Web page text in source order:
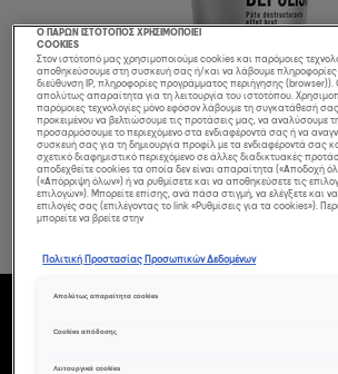
Depolish
Ο ΠΑΡΩΝ ΙΣΤΟΤΟΠΟΣ ΧΡΗΣΙΜΟΠΟΙΕΙ
COOKIES
Στον ιστότοπό μας χρησιμοποιούμε cookies και παρόμοιες
αποθηκεύσουμε στη συσκευή σας ή/και να λάβουμε
διεύθυνση IP, πληροφορίες προγράμματος περιήγησης (browser)).
απολύτως απαραίτητα για τη λειτουργία του ιστοτόπου.
παρόμοιες τεχνολογίες μόνο εφόσον λάβουμε τη συγκατάθεσή
προκειμένου να βελτιώσουμε τις προτάσεις μας, να αναλύσουμε
προσαρμόσουμε το περιεχόμενο στα ενδιαφέροντά σας ή να
συσκευή σας για τη δημιουργία προφίλ με τα ενδιαφέροντά σας
σχετικό διαφημιστικό περιεχόμενο σε άλλες διαδικτυακές
αποδεχθείτε cookies τα οποία δεν είναι απαραίτητα («Αποδοχή
(«Απόρριψη όλων») ή να ρυθμίσετε και να αποθηκεύσετε τις
επιλογών»). Μπορείτε επίσης, ανά πάσα στιγμή, να ελέγξετε και να
επιλογές σας (επιλέγοντας το link «Ρυθμίσεις για τα cookies»).
μπορείτε να βρείτε στην
Πολιτική Προστασίας Προσωπικών Δεδομένων
Απολύτως απαραίτητα cookies
Cookies απόδοσης
Λειτουργικά cookies